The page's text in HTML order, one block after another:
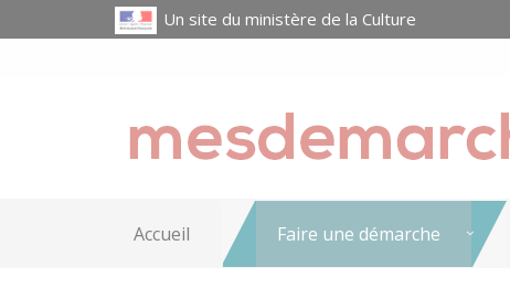
Un site du ministère de la Culture
Accueil Faire une démarche